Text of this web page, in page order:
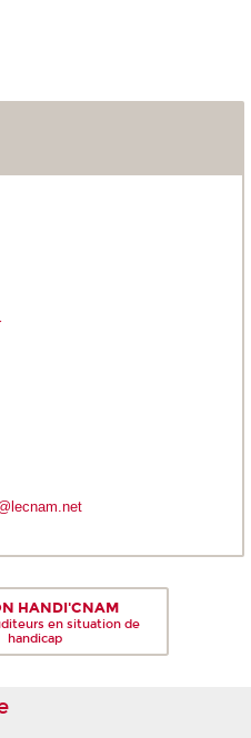
HANDI'CNAM
en situation de
handicap